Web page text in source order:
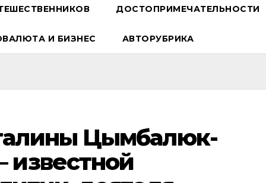
ДОСТОПРИМЕЧАТЕЛЬНОСТИ
И БИЗНЕС АВТОРУБРИКА
Цымбалюк-
известной